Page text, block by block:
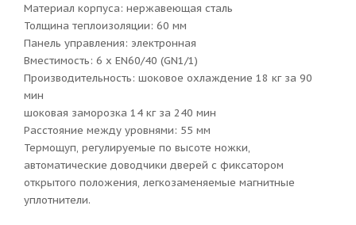
Материал корпуса: нержавеющая сталь
Толщина теплоизоляции: 60 мм
Панель управления: электронная
Вместимость: 6 х EN60/40 (GN1/1)
Производительность: шоковое охлаждение 18 кг за 90
мин
шоковая заморозка 14 кг за 240 мин
Расстояние между уровнями: 55 мм
Термощуп, регулируемые по высоте ножки,
автоматические доводчики дверей с фиксатором
открытого положения, легкозаменяемые магнитные
уплотнители.